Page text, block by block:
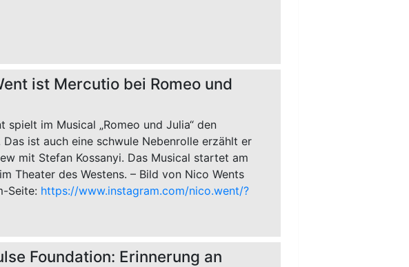
ist Mercutio bei Romeo und
spielt im Musical „Romeo und Julia“ den
Das ist auch eine schwule Nebenrolle erzählt er
mit Stefan Kossanyi. Das Musical startet am
Theater des Westens. – Bild von Nico Wents
Seite: https://www.instagram.com/nico.went/?
Foundation: Erinnerung an